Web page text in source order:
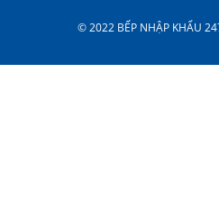
© 2022 BẾP NHẬP KHẨU